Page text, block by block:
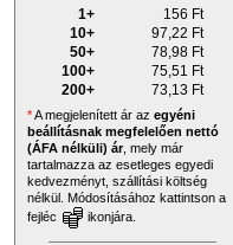
1+ 156 Ft
10+
97,22 Ft
50+
78,98 Ft
100+
75,51 Ft
200+
73,13 Ft
*A megjelenített ár az egyéni
beállításnak megfelelően nettó
(ÁFA nélküli) ár, mely már
tartalmazza az esetleges egyedi
kedvezményt, szállítási költség
nélkül. Módosításához kattintson a
fejléc
ikonjára.